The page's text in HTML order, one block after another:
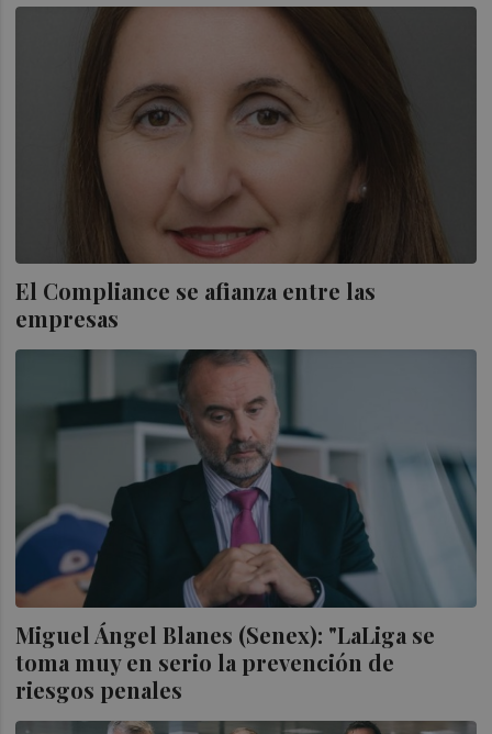
El Compliance se afianza entre las
empresas
Miguel Ángel Blanes (Senex): "LaLiga se
toma muy en serio la prevención de
riesgos penales